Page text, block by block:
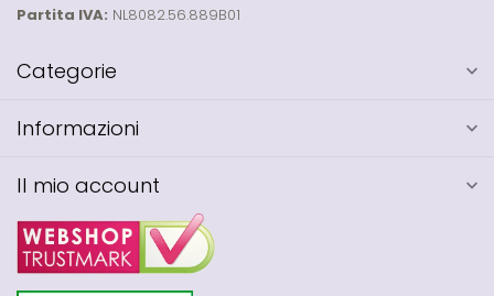
Partita IVA: NL8082.56.889B01
Categorie
Informazioni
Il mio account